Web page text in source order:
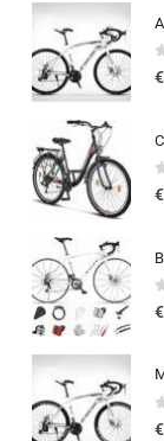
0
€
0
€
0
€
0
€